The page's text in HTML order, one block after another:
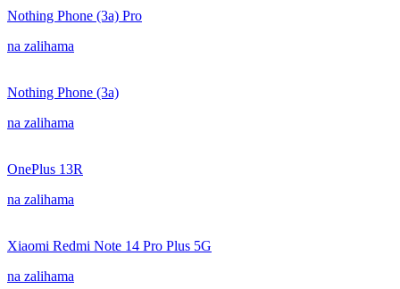
Nothing Phone (3a) Pro
na zalihama
Nothing Phone (3a)
na zalihama
OnePlus 13R
na zalihama
Xiaomi Redmi Note 14 Pro Plus 5G
na zalihama